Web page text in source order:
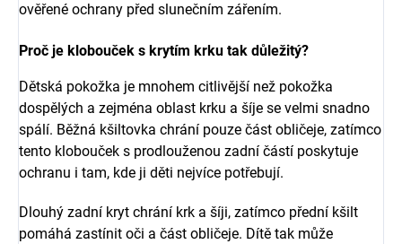
ověřené ochrany před slunečním zářením.
Proč je klobouček s krytím krku tak důležitý?
Dětská pokožka je mnohem citlivější než pokožka
dospělých a zejména oblast krku a šíje se velmi snadno
spálí. Běžná kšiltovka chrání pouze část obličeje, zatímco
tento klobouček s prodlouženou zadní částí poskytuje
ochranu i tam, kde ji děti nejvíce potřebují.
Dlouhý zadní kryt chrání krk a šíji, zatímco přední kšilt
pomáhá zastínit oči a část obličeje. Dítě tak může